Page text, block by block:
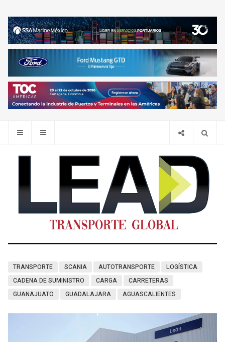
TRANSPORTE SCANIA AUTOTRANSPORTE
LOGÍSTICA
CADENA DE SUMINISTRO
CARGA
CARRETERAS
GUANAJUATO
GUADALAJARA AGUASCALIENTES